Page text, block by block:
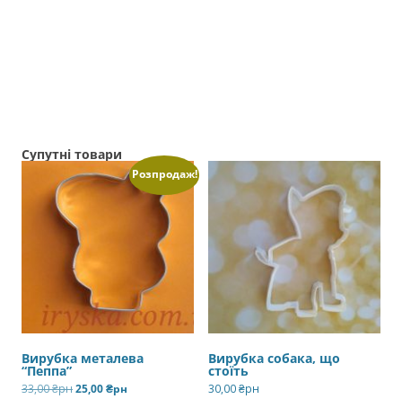
Супутні товари
Розпродаж!
Вирубка металева
“Пеппа”
33,00₴рнОригінальна
ціна:
25,00₴рн
Вирубка собака, що
стоїть
30,00₴рн